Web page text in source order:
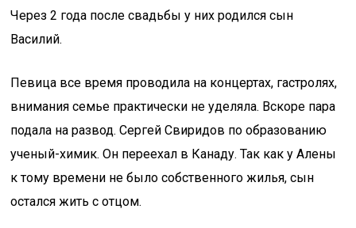
Через 2 года после свадьбы у них родился сын
Василий.
Певица все время проводила на концертах, гастролях,
внимания семье практически не уделяла. Вскоре пара
подала на развод. Сергей Свиридов по образованию
ученый-химик. Он переехал в Канаду. Так как у Алены
к тому времени не было собственного жилья, сын
остался жить с отцом.